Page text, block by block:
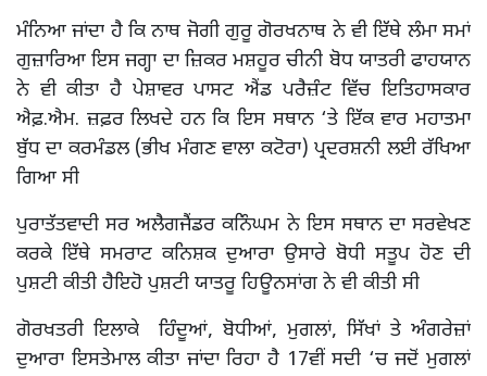
ਮੰਨਿਆ ਜਾਂਦਾ ਹੈ ਕਿ ਨਾਥ ਜੋਗੀ ਗੁਰੂ ਗੋਰਖਨਾਥ ਨੇ ਵੀ ਇੱਥੇ ਲੰਮਾ ਸਮਾਂ
ਗੁਜ਼ਾਰਿਆ ਇਸ ਜਗ੍ਹਾ ਦਾ ਜ਼ਿਕਰ ਮਸ਼ਹੂਰ ਚੀਨੀ ਬੋਧ ਯਾਤਰੀ ਫਾਹਯਾਨ
ਨੇ ਵੀ ਕੀਤਾ ਹੈ ਪੇਸ਼ਾਵਰ ਪਾਸਟ ਐਂਡ ਪਰੈਜ਼ੰਟ ਵਿੱਚ ਇਤਿਹਾਸਕਾਰ
ਐਫ਼.ਐਮ. ਜ਼ਫ਼ਰ ਲਿਖਦੇ ਹਨ ਕਿ ਇਸ ਸਥਾਨ ‘ਤੇ ਇੱਕ ਵਾਰ ਮਹਾਤਮਾ
ਬੁੱਧ ਦਾ ਕਰਮੰਡਲ (ਭੀਖ ਮੰਗਣ ਵਾਲਾ ਕਟੋਰਾ) ਪ੍ਰਦਰਸ਼ਨੀ ਲਈ ਰੱਖਿਆ
ਗਿਆ ਸੀ
ਪੁਰਾਤੱਤਵਾਦੀ ਸਰ ਅਲੈਗਜੈਂਡਰ ਕਨਿੰਘਮ ਨੇ ਇਸ ਸਥਾਨ ਦਾ ਸਰਵੇਖਣ
ਕਰਕੇ ਇੱਥੇ ਸਮਰਾਟ ਕਨਿਸ਼ਕ ਦੁਆਰਾ ਉਸਾਰੇ ਬੋਧੀ ਸਤੂਪ ਹੋਣ ਦੀ
ਪੁਸ਼ਟੀ ਕੀਤੀ ਹੈਇਹੋ ਪੁਸ਼ਟੀ ਯਾਤਰੂ ਹਿਊਨਸਾਂਗ ਨੇ ਵੀ ਕੀਤੀ ਸੀ
ਗੋਰਖਤਰੀ ਇਲਾਕੇ ਹਿੰਦੂਆਂ, ਬੋਧੀਆਂ, ਮੁਗਲਾਂ, ਸਿੱਖਾਂ ਤੇ ਅੰਗਰੇਜ਼ਾਂ
ਦੁਆਰਾ ਇਸਤੇਮਾਲ ਕੀਤਾ ਜਾਂਦਾ ਰਿਹਾ ਹੈ 17ਵੀਂ ਸਦੀ ‘ਚ ਜਦੋਂ ਮੁਗਲਾਂ